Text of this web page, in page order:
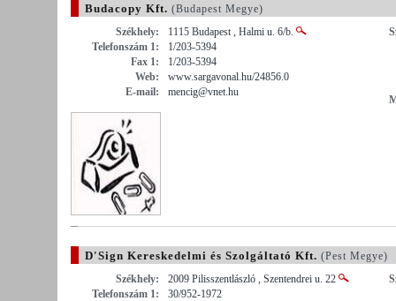
Budacopy Kft. (Budapest Megye)
Székhely:
1115 Budapest , Halmi u. 6/b.
Telefonszám 1:
1/203-5394
Fax 1:
1/203-5394
Web:
www.sargavonal.hu/24856.0
E-mail:
mencig@vnet.hu
D'Sign Kereskedelmi és Szolgáltató Kft. (Pest Megye)
Székhely:
2009 Pilisszentlászló , Szentendrei u. 22
Telefonszám 1:
30/952-1972